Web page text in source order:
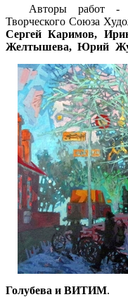
Авторы работ -
Творческого Союза
Сергей Каримов,
Желтышева, Юрий
Голубева и ВИТИМ.